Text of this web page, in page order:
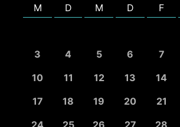
M D M D F
3
4 5 6 7
10
11 12 13 14
17
18 19 20 21